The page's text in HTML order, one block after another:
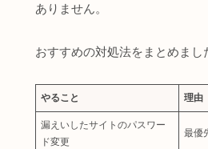
ありません。
おすすめの対処法をまとめまし
やること 理由
漏えいしたサイトのパスワー
ド変更
最優